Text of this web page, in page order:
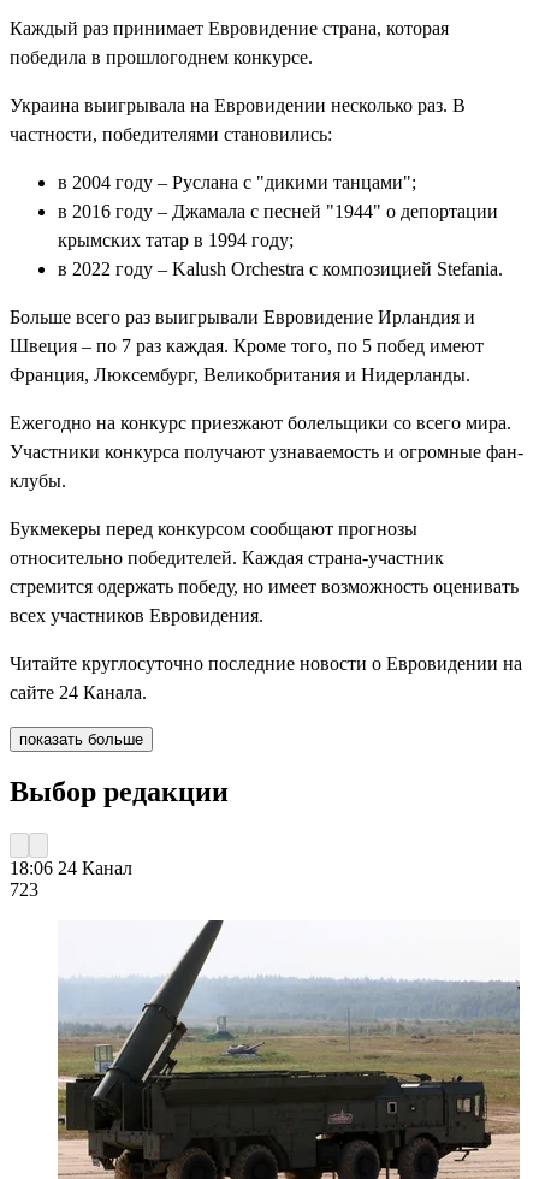
Каждый раз принимает Евровидение страна, которая
победила в прошлогоднем конкурсе.
Украина выигрывала на Евровидении несколько раз. В
частности, победителями становились:
в 2004 году – Руслана с "дикими танцами";
в 2016 году – Джамала с песней "1944" о депортации
крымских татар в 1994 году;
в 2022 году – Kalush Orchestra с композицией Stefania.
Больше всего раз выигрывали Евровидение Ирландия и
Швеция – по 7 раз каждая. Кроме того, по 5 побед имеют
Франция, Люксембург, Великобритания и Нидерланды.
Ежегодно на конкурс приезжают болельщики со всего мира.
Участники конкурса получают узнаваемость и огромные фан-
клубы.
Букмекеры перед конкурсом сообщают прогнозы
относительно победителей. Каждая страна-участник
стремится одержать победу, но имеет возможность оценивать
всех участников Евровидения.
Читайте круглосуточно последние новости о Евровидении на
сайте 24 Канала.
показать больше
Выбор редакции
18:06 24 Канал
723